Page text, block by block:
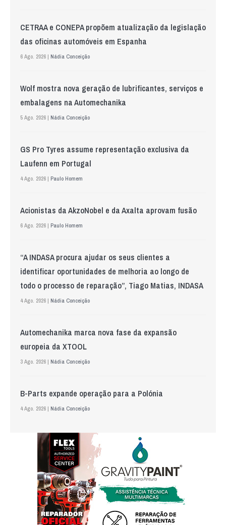
CETRAA e CONEPA propõem atualização da legislação
das oficinas automóveis em Espanha
6 Ago. 2026 | Nádia Conceição
Wolf mostra nova geração de lubrificantes, serviços e
embalagens na Automechanika
5 Ago. 2026 | Nádia Conceição
GS Pro Tyres assume representação exclusiva da
Laufenn em Portugal
4 Ago. 2026 | Paulo Homem
Acionistas da AkzoNobel e da Axalta aprovam fusão
6 Ago. 2026 | Paulo Homem
“A INDASA procura ajudar os seus clientes a
identificar oportunidades de melhoria ao longo de
todo o processo de reparação”, Tiago Matias, INDASA
4 Ago. 2026 | Nádia Conceição
Automechanika marca nova fase da expansão
europeia da XTOOL
3 Ago. 2026 | Nádia Conceição
B-Parts expande operação para a Polónia
4 Ago. 2026 | Nádia Conceição